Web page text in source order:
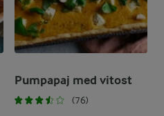
Pumpapaj med vitost
(76)